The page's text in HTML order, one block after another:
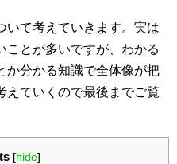
いて考えていきます。実は
ことが多いですが、わかる
か分かる知識で全体像が把
えていくので最後までご覧
[hide]